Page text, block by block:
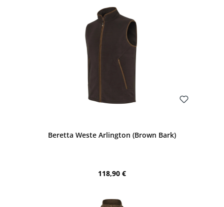
Beretta Weste Arlington (Brown Bark)
Regulärer Preis:
118,90 €